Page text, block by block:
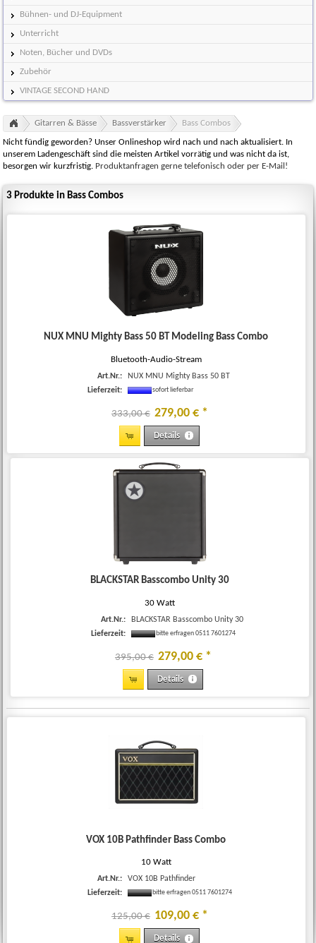
Bühnen- und DJ-Equipment
Unterricht
Noten, Bücher und DVDs
Zubehör
VINTAGE SECOND HAND
Gitarren & Bässe Bassverstärker Bass Combos
Nicht fündig geworden? Unser Onlineshop wird nach und nach aktualisiert. In
unserem Ladengeschäft sind die meisten Artikel vorrätig und was nicht da ist,
besorgen wir kurzfristig. Produktanfragen gerne telefonisch oder per E-Mail!
3 Produkte in Bass Combos
NUX MNU Mighty Bass 50 BT Modeling Bass Combo
Bluetooth-Audio-Stream
Art.Nr.:
NUX MNU Mighty Bass 50 BT
Lieferzeit:
sofort lieferbar
333,00 € 279,00 €*
Details
BLACKSTAR Basscombo Unity 30
30 Watt
Art.Nr.:
BLACKSTAR Basscombo Unity 30
Lieferzeit:
bitte erfragen 0511 7601274
395,00 € 279,00 €*
Details
VOX 10B Pathfinder Bass Combo
10 Watt
Art.Nr.:
VOX 10B Pathfinder
Lieferzeit:
bitte erfragen 0511 7601274
125,00 € 109,00 €*
Details